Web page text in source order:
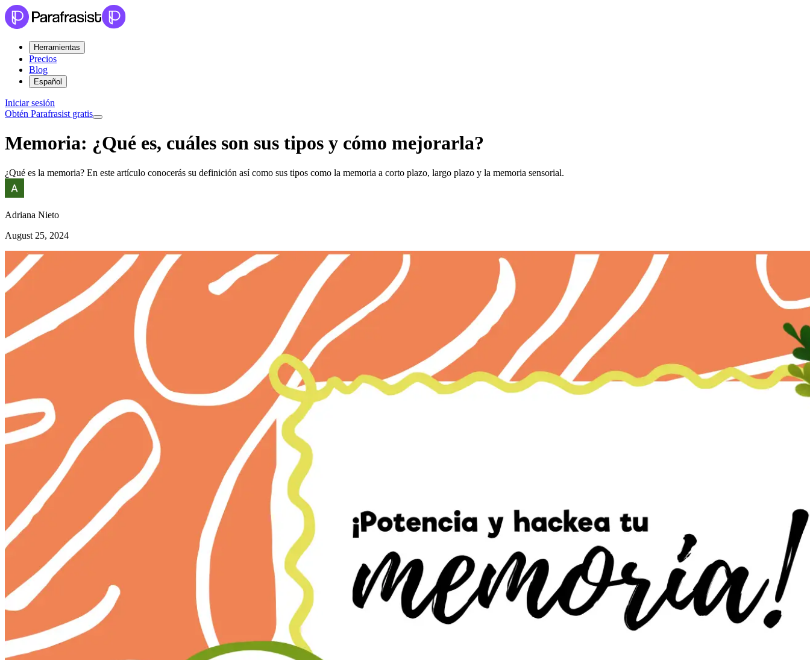
Herramientas
Precios
Blog
Español
Iniciar sesión
Obtén Parafrasist gratis
Memoria: ¿Qué es, cuáles son sus tipos y cómo mejorarla?
¿Qué es la memoria? En este artículo conocerás su definición así como sus tipos como la memoria a corto plazo, largo plazo y la memoria sensorial.
Adriana Nieto
August 25, 2024